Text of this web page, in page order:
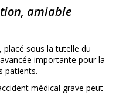
amiable
placé sous la tutelle du
importante pour la
patients.
médical grave peut